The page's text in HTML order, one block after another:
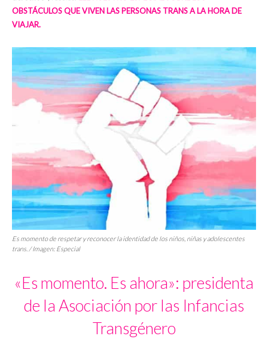
OBSTÁCULOS QUE VIVEN LAS PERSONAS TRANS A LA HORA DE
VIAJAR.
Es momento de respetar y reconocer la identidad de los niños, niñas y adolescentes
trans. / Imagen: Especial
«Es momento. Es ahora»: presidenta
de la Asociación por las Infancias
Transgénero